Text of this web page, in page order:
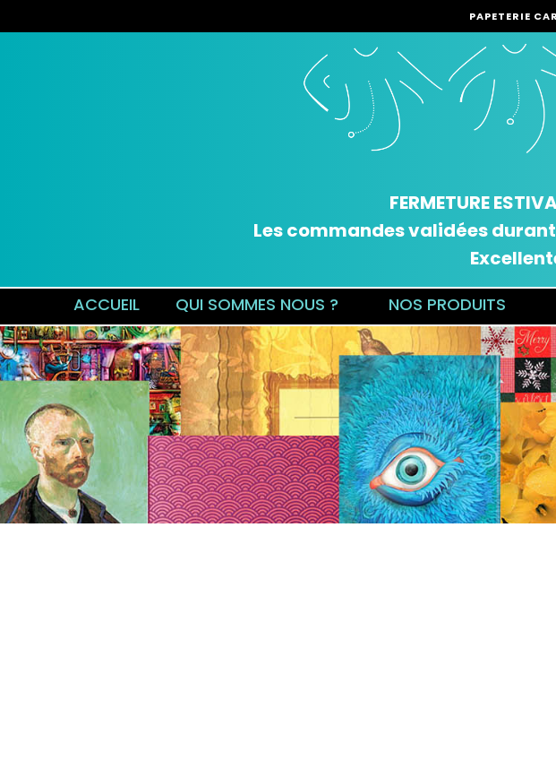
PAPETERIE
FERMETURE
Les commandes validées
ACCUEIL QUI SOMMES NOUS ? NOS PRODUITS